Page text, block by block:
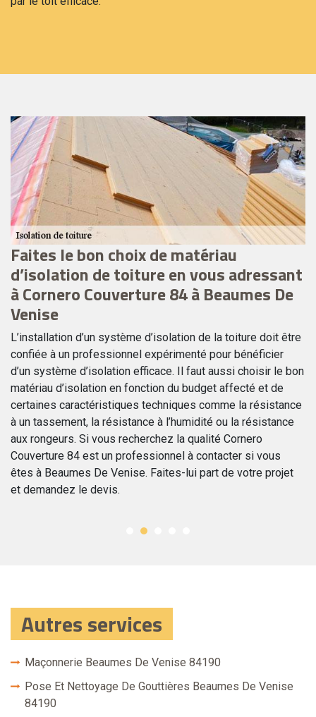
Faites le bon choix de matériau
d’isolation de toiture en vous adressant
à Cornero Couverture 84 à Beaumes De
Venise
L’installation d’un système d’isolation de la toiture doit être
confiée à un professionnel expérimenté pour bénéficier
d’un système d’isolation efficace. Il faut aussi choisir le bon
matériau d’isolation en fonction du budget affecté et de
certaines caractéristiques techniques comme la résistance
à un tassement, la résistance à l’humidité ou la résistance
aux rongeurs. Si vous recherchez la qualité Cornero
Couverture 84 est un professionnel à contacter si vous
êtes à Beaumes De Venise. Faites-lui part de votre projet
et demandez le devis.
Autres services
Maçonnerie Beaumes De Venise 84190
Pose Et Nettoyage De Gouttières Beaumes De Venise
84190